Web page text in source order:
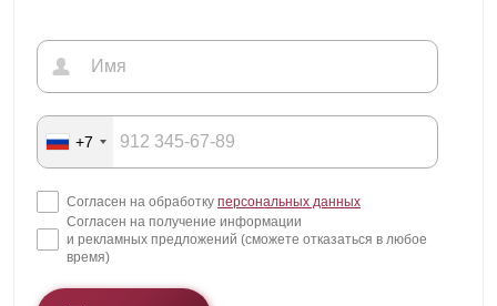
+7
Согласен на обработку персональных данных
Согласен на получение информации
и рекламных предложений (сможете отказаться в любое
время)